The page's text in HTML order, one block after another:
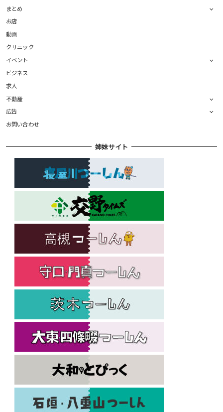
まとめ
お店
動画
クリニック
イベント
ビジネス
求人
不動産
広告
お問い合わせ
姉妹サイト